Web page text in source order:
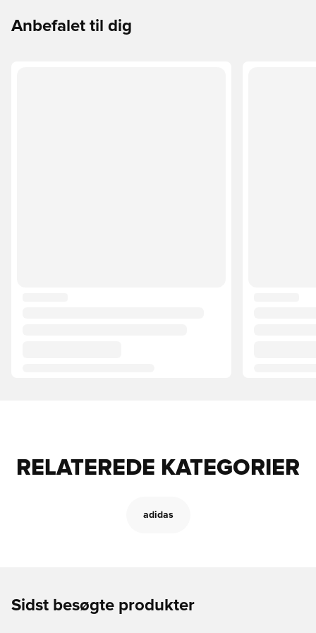
Anbefalet til dig
RELATEREDE KATEGORIER
adidas
Sidst besøgte produkter